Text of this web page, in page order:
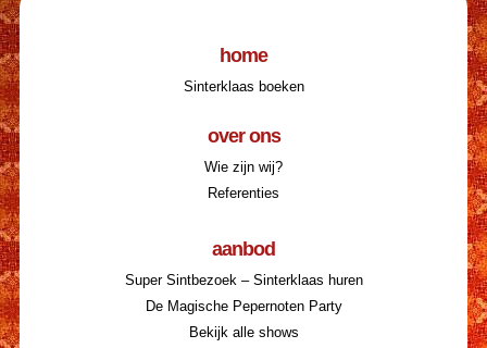
home
Sinterklaas boeken
over ons
Wie zijn wij?
Referenties
aanbod
Super Sintbezoek – Sinterklaas huren
De Magische Pepernoten Party
Bekijk alle shows